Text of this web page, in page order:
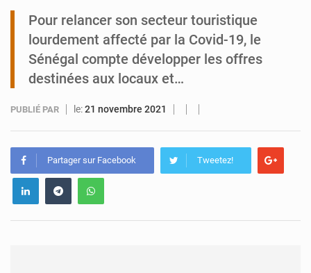
Pour relancer son secteur touristique
lourdement affecté par la Covid-19, le
Sénégal compte développer les offres
destinées aux locaux et…
PUBLIÉ PAR le:21 novembre 2021
Partager sur Facebook Tweetez!